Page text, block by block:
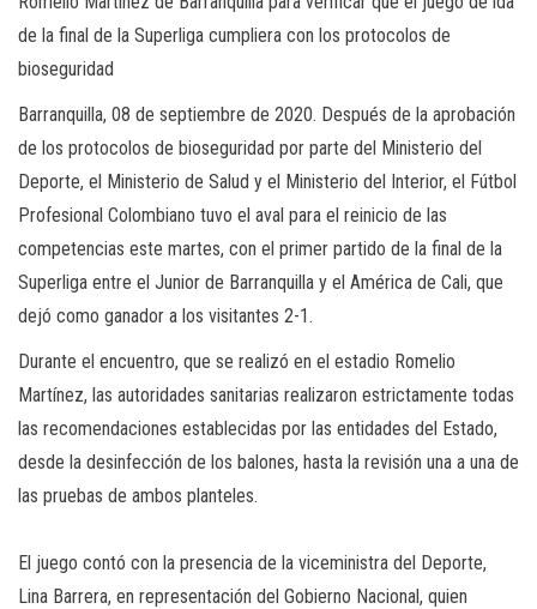
de la final de la Superliga cumpliera con los protocolos de
bioseguridad
Barranquilla, 08 de septiembre de 2020. Después de la aprobación
de los protocolos de bioseguridad por parte del Ministerio del
Deporte, el Ministerio de Salud y el Ministerio del Interior, el Fútbol
Profesional Colombiano tuvo el aval para el reinicio de las
competencias este martes, con el primer partido de la final de la
Superliga entre el Junior de Barranquilla y el América de Cali, que
dejó como ganador a los visitantes 2-1.
Durante el encuentro, que se realizó en el estadio Romelio
Martínez, las autoridades sanitarias realizaron estrictamente todas
las recomendaciones establecidas por las entidades del Estado,
desde la desinfección de los balones, hasta la revisión una a una de
las pruebas de ambos planteles.
El juego contó con la presencia de la viceministra del Deporte,
Lina Barrera, en representación del Gobierno Nacional, quien